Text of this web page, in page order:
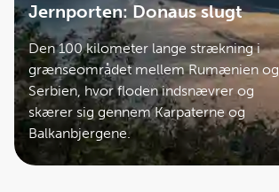
Jernporten: Donaus slugt
Den 100 kilometer lange strækning i
grænseområdet mellem Rumænien og
Serbien, hvor floden indsnævrer og
skærer sig gennem Karpaterne og
Balkanbjergene.